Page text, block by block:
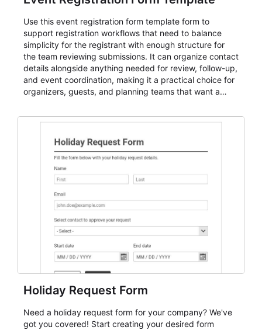
Use this event registration form template form to
support registration workflows that need to balance
simplicity for the registrant with enough structure for
the team reviewing submissions. It can organize contact
details alongside anything needed for review, follow-up,
and event coordination, making it a practical choice for
organizers, guests, and planning teams that want a
and participant management. The form is suitable for
student enrollment, volunteer registration, business
event intake, and membership participation. It helps
keep responses standardized so organizers can
evaluate submissions, manage next steps, and maintain
cleaner registration records over time.
Holiday Request Form
Need a holiday request form for your company? We've
got you covered! Start creating your desired form